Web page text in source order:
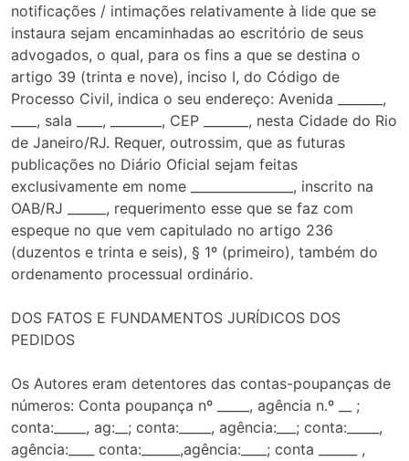
notificações / intimações relativamente à lide que se
instaura sejam encaminhadas ao escritório de seus
advogados, o qual, para os fins a que se destina o
artigo 39 (trinta e nove), inciso I, do Código de
Processo Civil, indica o seu endereço: Avenida _______,
____, sala ____, ________, CEP _______, nesta Cidade do Rio
de Janeiro/RJ. Requer, outrossim, que as futuras
publicações no Diário Oficial sejam feitas
exclusivamente em nome ________________, inscrito na
OAB/RJ ______, requerimento esse que se faz com
espeque no que vem capitulado no artigo 236
(duzentos e trinta e seis), § 1º (primeiro), também do
ordenamento processual ordinário.
DOS FATOS E FUNDAMENTOS JURÍDICOS DOS
PEDIDOS
Os Autores eram detentores das contas-poupanças de
números: Conta poupança nº _____, agência n.º __ ;
conta:_____, ag:__; conta:_____, agência:___; conta:_____,
agência:____ conta:______,agência:____; conta ______ ,